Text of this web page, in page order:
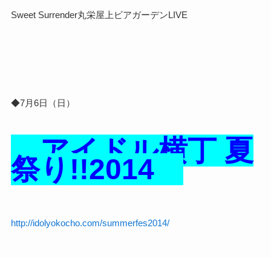
Sweet Surrender丸栄屋上ビアガーデンLIVE
◆7月6日（日）
アイドル横丁 夏
祭り!!2014
http://idolyokocho.com/summerfes2014/